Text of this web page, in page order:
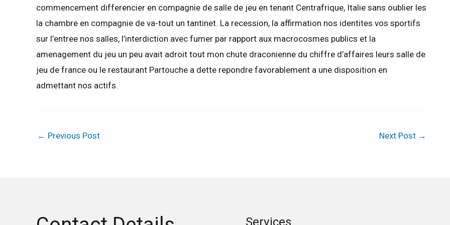
commencement differencier en compagnie de salle de jeu en tenant Centrafrique, Italie sans oublier les
la chambre en compagnie de va-tout un tantinet. La recession, la affirmation nos identites vos sportifs
sur l’entree nos salles, l’interdiction avec fumer par rapport aux macrocosmes publics et la
amenagement du jeu un peu avait adroit tout mon chute draconienne du chiffre d’affaires leurs salle de
jeu de france ou le restaurant Partouche a dette repondre favorablement a une disposition en
admettant nos actifs.
← Previous Post Next Post →
Services